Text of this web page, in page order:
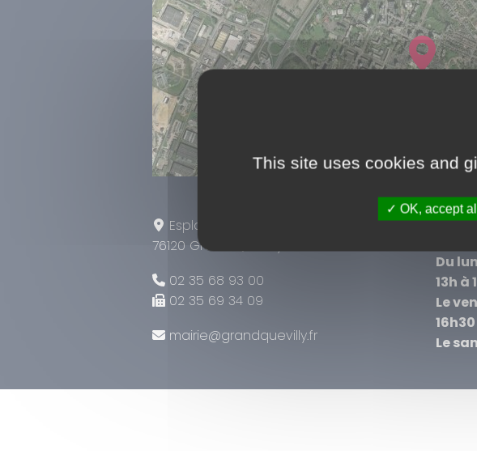
Leaflet |Tiles © Esri — Source: Esri, i-cubed, USDA, USGS, AEX,
Esplanade Tony Larue
76120 Grand Quevilly
02 35 68 93 00
02 35 69 34 09
mairie@grandquevilly.fr
Les
Du
13h à
Le
16h30
Le
This site uses cookies and
OK, accept all